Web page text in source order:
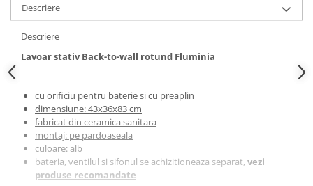
Descriere
Descriere
Lavoar stativ Back-to-wall rotund Fluminia
cu orificiu pentru baterie si cu preaplin
dimensiune: 43x36x83 cm
fabricat din ceramica sanitara
montaj: pe pardoaseala
culoare: alb
bateria, ventilul si sifonul se achizitioneaza separat, vezi
produse recomandate